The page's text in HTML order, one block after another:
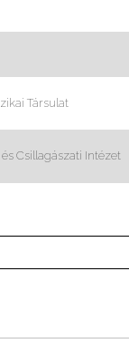
Társulat
és Csillagászati Intézet